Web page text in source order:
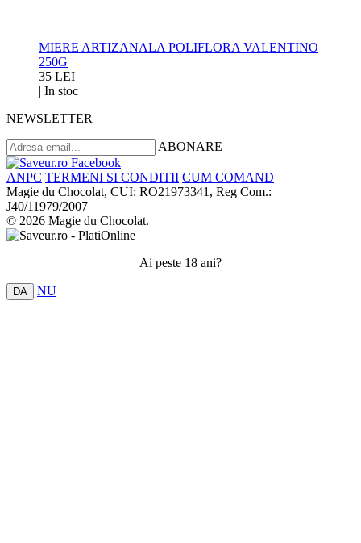
MIERE ARTIZANALA POLIFLORA VALENTINO
250G
35 LEI
| In stoc
NEWSLETTER
ABONARE
ANPC TERMENI SI CONDITII CUM COMAND
Magie du Chocolat, CUI: RO21973341, Reg Com.:
J40/11979/2007
© 2026 Magie du Chocolat.
Ai peste 18 ani?
DA NU